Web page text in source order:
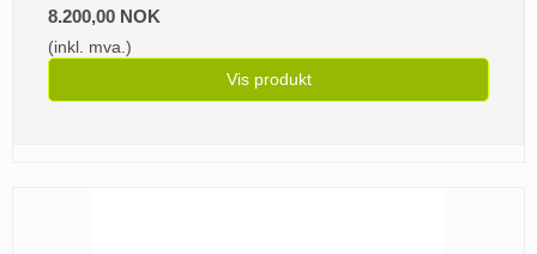
8.200,00 NOK
(inkl. mva.)
Vis produkt